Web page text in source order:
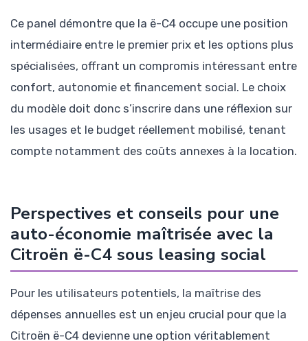
Ce panel démontre que la ë-C4 occupe une position
intermédiaire entre le premier prix et les options plus
spécialisées, offrant un compromis intéressant entre
confort, autonomie et financement social. Le choix
du modèle doit donc s’inscrire dans une réflexion sur
les usages et le budget réellement mobilisé, tenant
compte notamment des coûts annexes à la location.
Perspectives et conseils pour une
auto-économie maîtrisée avec la
Citroën ë-C4 sous leasing social
Pour les utilisateurs potentiels, la maîtrise des
dépenses annuelles est un enjeu crucial pour que la
Citroën ë-C4 devienne une option véritablement